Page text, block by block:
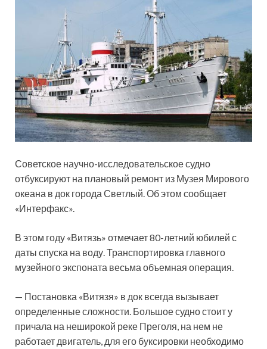
Советское научно-исследовательское судно
отбуксируют на плановый ремонт из Музея Мирового
океана в док города Светлый. Об этом сообщает
«Интерфакс».
В этом году «Витязь» отмечает 80-летний юбилей с
даты спуска на воду. Транспортировка главного
музейного экспоната весьма объемная операция.
— Постановка «Витязя» в док всегда вызывает
определенные сложности. Большое судно стоит у
причала на неширокой реке Преголя, на нем не
работает двигатель, для его буксировки необходимо